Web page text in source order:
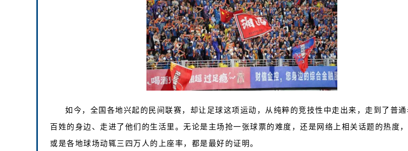
如今，全国各地兴起的民间联赛，却让足球这项运动，从纯粹的竞技性中走出来，走到了普通
百姓的身边、走进了他们的生活里。无论是主场抢一张球票的难度，还是网络上相关话题的热度
或是各地球场动辄三四万人的上座率，都是最好的证明。